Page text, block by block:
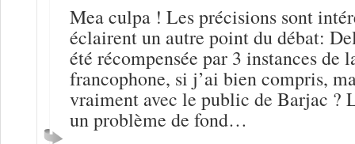
Mea culpa ! Les précisions sont
éclairent un autre point du débat:
été récompensée par 3 instances de
francophone, si j’ai bien compris,
vraiment avec le public de Barjac ?
un problème de fond…